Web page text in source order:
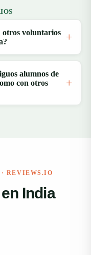
otros voluntarios
alumnos de
con otros
REVIEWS.IO
India